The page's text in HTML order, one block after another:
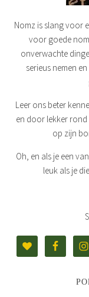
Nomz is slang voor
voor goede
onverwachte
serieus nemen
Leer ons beter
en door lekker rond
op zijn
Oh, en als je een
leuk als je